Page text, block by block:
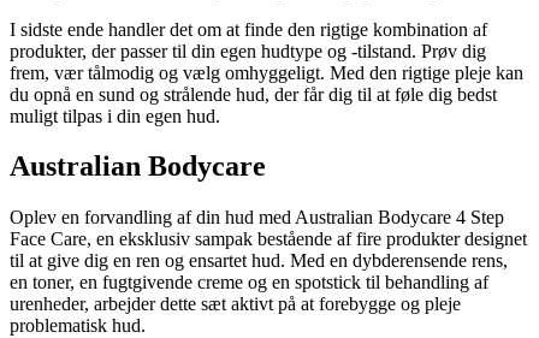
I sidste ende handler det om at finde den rigtige kombination af
produkter, der passer til din egen hudtype og -tilstand. Prøv dig
frem, vær tålmodig og vælg omhyggeligt. Med den rigtige pleje kan
du opnå en sund og strålende hud, der får dig til at føle dig bedst
muligt tilpas i din egen hud.
Australian Bodycare
Oplev en forvandling af din hud med Australian Bodycare 4 Step
Face Care, en eksklusiv sampak bestående af fire produkter designet
til at give dig en ren og ensartet hud. Med en dybderensende rens,
en toner, en fugtgivende creme og en spotstick til behandling af
urenheder, arbejder dette sæt aktivt på at forebygge og pleje
problematisk hud.